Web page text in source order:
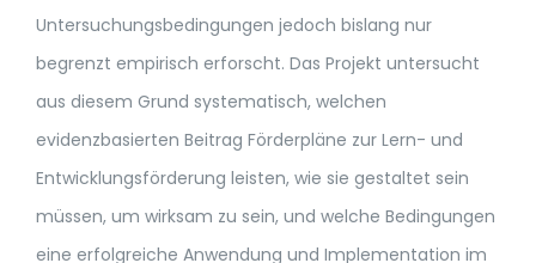
Untersuchungsbedingungen jedoch bislang nur
begrenzt empirisch erforscht. Das Projekt untersucht
aus diesem Grund systematisch, welchen
evidenzbasierten Beitrag Förderpläne zur Lern- und
Entwicklungsförderung leisten, wie sie gestaltet sein
müssen, um wirksam zu sein, und welche Bedingungen
eine erfolgreiche Anwendung und Implementation im